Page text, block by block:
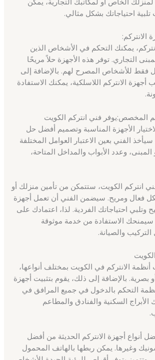
تلبية احتياجاتك بشكل مثالي.
الانتركم:
يمكنك التحكم في الأشخاص الذين
التجاري. توفر هذه الأجهزة حلاً مريحًا
فقط للأشخاص المصرح لهم. بالإضافة إلى
الانتركم اللاسلكية، يمكنك الاستفادة
المخصص:يوفر فني انتركم الكويت
الأجهزة المناسبة وتصميم أفضل حل
الفني بعين الاعتبار العوامل المختلفة
وعدد الأبواب والمداخل المتاحة،
انتركم الكويت، ستتمكن من تأمين منزلك أو
فعال ومريح. سيضمن الفني أن تعمل أجهزة
وتلبي احتياجاتك الفردية. لذا، اعتمادك على
سيمنحك الاستفادة من خدمة موثوقة
والصيانة.
الانتركم في الكويت بمختلف أنواعها،
بصرية. بالإضافة إلى ذلك، يقوم بتثبيت أجهزة
التحكم بالدخول في جميع المرافق في
السكنية والفنادق والمطاعم
أنواع أجهزة الانتركم الحديثة من أفضل
وغيرها. يمكن ربطها بالهاتف المحمول